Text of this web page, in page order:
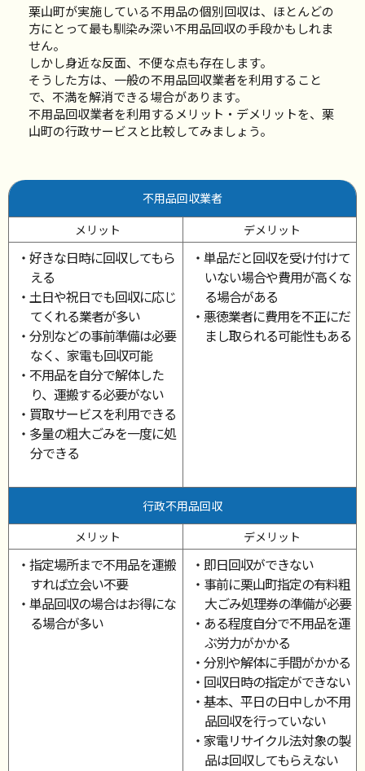
栗山町が実施している不用品の個別回収は、ほとんどの
方にとって最も馴染み深い不用品回収の手段かもしれま
せん。
しかし身近な反面、不便な点も存在します。
そうした方は、一般の不用品回収業者を利用すること
で、不満を解消できる場合があります。
不用品回収業者を利用するメリット・デメリットを、栗
山町の行政サービスと比較してみましょう。
不用品回収業者
メリット
デメリット
・好きな日時に回収してもら
える
・土日や祝日でも回収に応じ
てくれる業者が多い
・分別などの事前準備は必要
なく、家電も回収可能
・不用品を自分で解体した
り、運搬する必要がない
・買取サービスを利用できる
・多量の粗大ごみを一度に処
分できる
・単品だと回収を受け付けて
いない場合や費用が高くな
る場合がある
・悪徳業者に費用を不正にだ
まし取られる可能性もある
行政不用品回収
メリット
デメリット
・指定場所まで不用品を運搬
すれば立会い不要
・単品回収の場合はお得にな
る場合が多い
・即日回収ができない
・事前に栗山町指定の有料粗
大ごみ処理券の準備が必要
・ある程度自分で不用品を運
ぶ労力がかかる
・分別や解体に手間がかかる
・回収日時の指定ができない
・基本、平日の日中しか不用
品回収を行っていない
・家電リサイクル法対象の製
品は回収してもらえない